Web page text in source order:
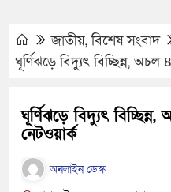
জাতীয়,বিশেষ সংবাদ
ঘূর্ণিঝড়ে বিদ্যুৎ বিচ্ছিন্ন,
ঘূর্ণিঝড়ে বিদ্যুৎ
নেটওয়ার্ক
অনলাইন ডেস্ক